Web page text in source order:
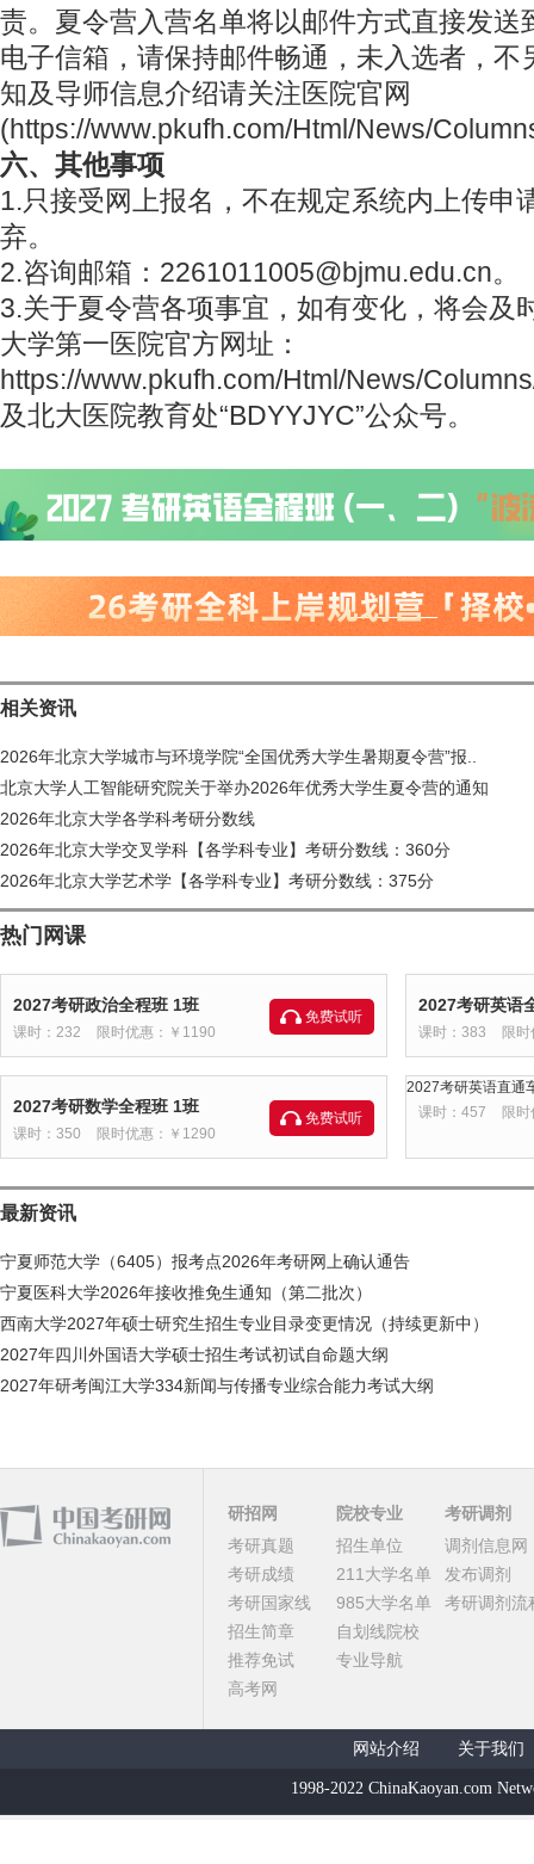
责。夏令营入营名单将以邮件方式直接发送
电子信箱，请保持邮件畅通，未入选者，不
知及导师信息介绍请关注医院官网
(https://www.pkufh.com/Html/News/
六、其他事项
1.只接受网上报名，不在规定系统内上传申
弃。
2.咨询邮箱：2261011005@bjmu.edu.cn。
3.关于夏令营各项事宜，如有变化，将会及
大学第一医院官方网址：
https://www.pkufh.com/Html/News/
及北大医院教育处“BDYYJYC”公众号。
相关资讯
2026年北京大学城市与环境学院“全国优秀大学生暑期夏令营”报..
北京大学人工智能研究院关于举办2026年优秀大学生夏令营的通知
2026年北京大学各学科考研分数线
2026年北京大学交叉学科【各学科专业】考研分数线：360分
2026年北京大学艺术学【各学科专业】考研分数线：375分
热门网课
2027考研政治全程班 1班
课时：232 限时优惠：￥1190
免费试听
2027考研英语
课时：383 限
2027考研数学全程班 1班
课时：350 限时优惠：￥1290
免费试听
2027考研英语直通
课时：457
限
最新资讯
宁夏师范大学（6405）报考点2026年考研网上确认通告
宁夏医科大学2026年接收推免生通知（第二批次）
西南大学2027年硕士研究生招生专业目录变更情况（持续更新中）
2027年四川外国语大学硕士招生考试初试自命题大纲
2027年研考闽江大学334新闻与传播专业综合能力考试大纲
研招网
考研真题
考研成绩
考研国家线
招生简章
推荐免试
高考网
院校专业
招生单位
211大学名单
985大学名单
自划线院校
专业导航
考研调剂
调剂信息网
发布调剂
考研调剂流
网站介绍 关于我们
1998-2022 ChinaKaoyan.com